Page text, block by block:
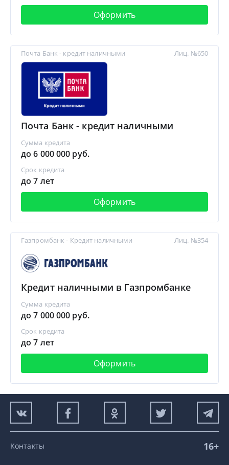
Оформить
Почта Банк - кредит наличными
Почта Банк - кредит наличными
Сумма кредита
до 6 000 000 руб.
Срок кредита
до 7 лет
Оформить
Лиц. №650
Газпромбанк - Кредит наличными
Кредит наличными в Газпромбанке
Сумма кредита
до 7 000 000 руб.
Срок кредита
до 7 лет
Оформить
Лиц. №354
Контакты 16+